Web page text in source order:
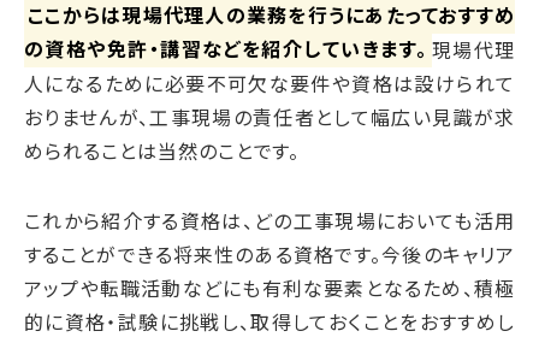
ここからは現場代理人の業務を行うにあたっておすすめ
の資格や免許・講習などを紹介していきます。 現場代理
人になるために必要不可欠な要件や資格は設けられて
おりませんが、工事現場の責任者として幅広い見識が求
められることは当然のことです。
これから紹介する資格は、どの工事現場においても活用
することができる将来性のある資格です。今後のキャリア
アップや転職活動などにも有利な要素となるため、積極
的に資格・試験に挑戦し、取得しておくことをおすすめし